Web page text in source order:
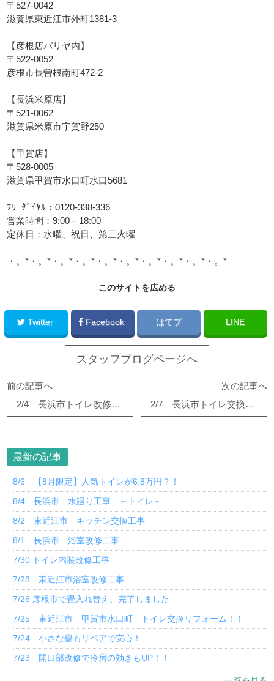
〒527-0042
滋賀県東近江市外町1381-3
【彦根店パリヤ内】
〒522-0052
彦根市長曽根南町472-2
【長浜米原店】
〒521-0062
滋賀県米原市宇賀野250
【甲賀店】
〒528-0005
滋賀県甲賀市水口町水口5681
ﾌﾘｰﾀﾞｲﾔﾙ：0120-338-336
営業時間：9:00－18:00
定休日：水曜、祝日、第三火曜
・。*・。*・。*・。*・。*・。*・。*・。*・。*・。*
このサイトを広める
Twitter Facebook はてブ LINE
スタッフブログページへ
前の記事へ
2/4 長浜市トイレ改修工事
次の記事へ
2/7 長浜市トイレ交換工事
最新の記事
8/6 【8月限定】人気トイレが6.8万円？！
8/4 長浜市 水廻り工事 ～トイレ～
8/2 東近江市 キッチン交換工事
8/1 長浜市 浴室改修工事
7/30 トイレ内装改修工事
7/28 東近江市浴室改修工事
7/26 彦根市で畳入れ替え、完了しました
7/25 東近江市 甲賀市水口町 トイレ交換リフォーム！！
7/24 小さな傷もリペアで安心！
7/23 開口部改修で冷房の効きもUP！！